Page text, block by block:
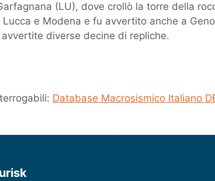
(LU), dove crollò la torre della
e Modena e fu avvertito anche a
diverse decine di repliche.
Database Macrosismico Italiano